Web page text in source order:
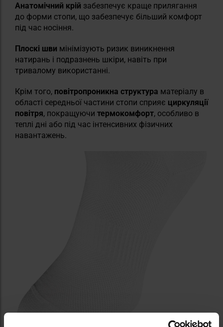
Анатомічний крій забезпечує краще прилягання
до форми стопи, що забезпечує більший комфорт
під час носіння.
Плоскі шви мінімізують ризик виникнення
натирань і подразнень шкіри, навіть при
тривалому використанні.
Крім того, повітропроникна структура матеріалу в
області середньої частини стопи сприяє циркуляції
повітря, покращуючи термокомфорт, особливо в
теплі дні або під час інтенсивних фізичних
навантажень.